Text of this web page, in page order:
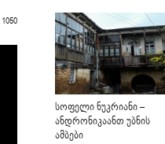
1050
სოფელი ნუკრიანი –
ანდრონიკაანთ უბნის
ამბები